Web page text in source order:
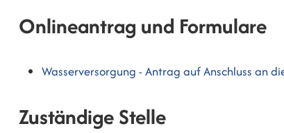
Onlineantrag und Formulare
Wasserversorgung - Antrag auf Anschluss an
Zuständige Stelle